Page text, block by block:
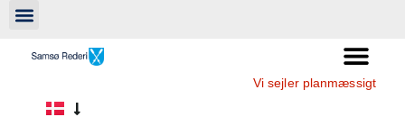
Vi sejler planmæssigt